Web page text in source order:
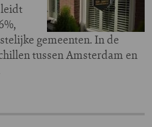
gemeenten. In de
tussen Amsterdam en